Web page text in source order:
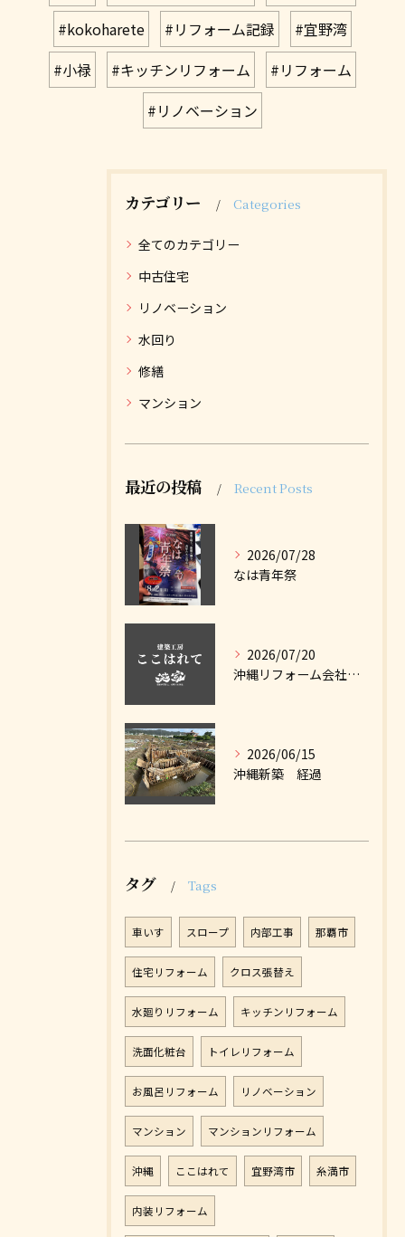
#kokoharete
#リフォーム記録
#宜野湾
#小禄
#キッチンリフォーム
#リフォーム
#リノベーション
カテゴリー Categories
全てのカテゴリー
中古住宅
リノベーション
水回り
修繕
マンション
最近の投稿 Recent Posts
2026/07/28
なは青年祭
2026/07/20
沖縄リフォーム会社ナビに掲載しました
2026/06/15
沖縄新築 経過
タグ Tags
車いす スロープ 内部工事 那覇市
住宅リフォーム クロス張替え
水廻りリフォーム キッチンリフォーム
洗面化粧台 トイレリフォーム
お風呂リフォーム リノベーション
マンション マンションリフォーム
沖縄 ここはれて 宜野湾市 糸満市
内装リフォーム